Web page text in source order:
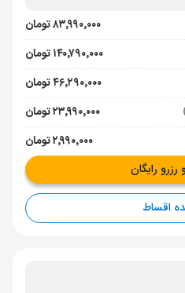
۸۳٬۹۹۰٬۰۰۰ تومان
۱۴۰٬۷۹۰٬۰۰۰ تومان
۴۶٬۲۹۰٬۰۰۰ تومان
۲۳٬۹۹۰٬۰۰۰ تومان
۲٬۹۹۰٬۰۰۰ تومان
رایگان
اقساط